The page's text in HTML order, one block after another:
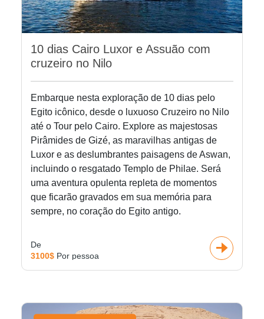
10 dias Cairo Luxor e Assuão com
cruzeiro no Nilo
Embarque nesta exploração de 10 dias pelo
Egito icônico, desde o luxuoso Cruzeiro no Nilo
até o Tour pelo Cairo. Explore as majestosas
Pirâmides de Gizé, as maravilhas antigas de
Luxor e as deslumbrantes paisagens de Aswan,
incluindo o resgatado Templo de Philae. Será
uma aventura opulenta repleta de momentos
que ficarão gravados em sua memória para
sempre, no coração do Egito antigo.
De
3100$ Por pessoa